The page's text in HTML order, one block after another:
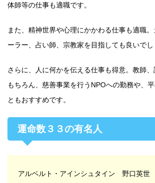
体師等の仕事も適職です。
また、精神世界や心理にかかわる仕事も適職
ーラー、占い師、宗教家を目指しても良いでし
さらに、人に何かを伝える仕事も得意。教師
もちろん、慈善事業を行うNPOへの勤務や、
ともおすすめです。
運命数３３の有名人
アルベルト・アインシュタイン 野口英